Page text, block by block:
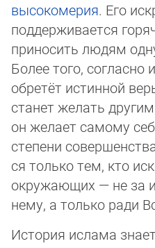
высокомерия. Его
поддерживается
при­но­сить людям
Более того, согласно
обретёт истинной
ста­нет же­лать
он желает самому
степени
ся толь­ко тем, кто
окружающих — не за
нему, а только ради
История ислама